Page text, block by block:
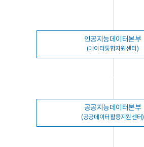
인공지능데이터본부
(데이터통합지원센터)
공공지능데이터본부
(공공데이터활용지원센터)